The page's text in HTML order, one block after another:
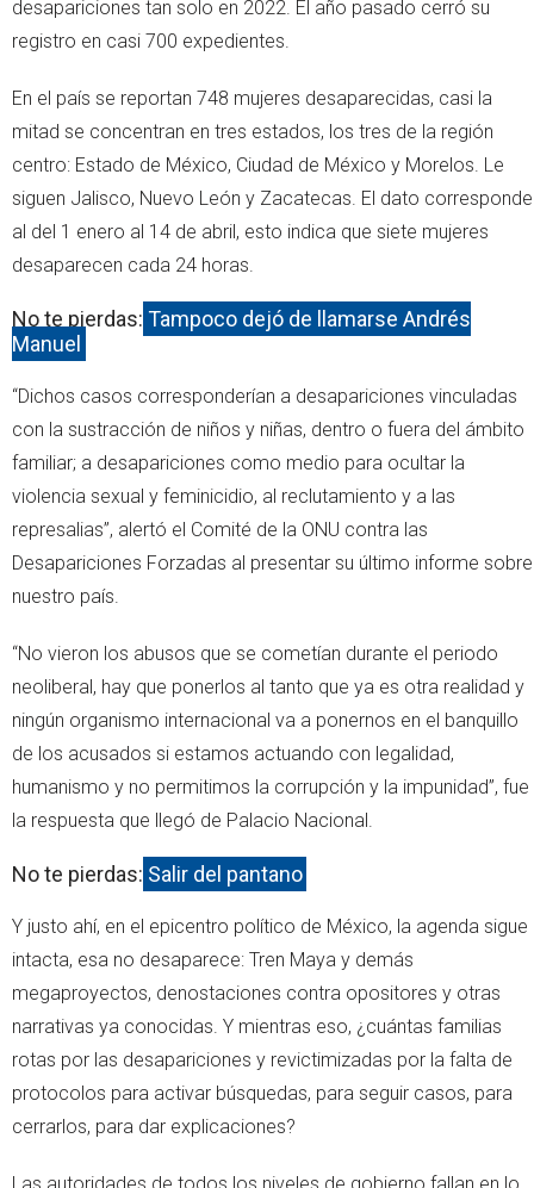
desapariciones tan solo en 2022. El año pasado cerró su
registro en casi 700 expedientes.
En el país se reportan 748 mujeres desaparecidas, casi la
mitad se concentran en tres estados, los tres de la región
centro: Estado de México, Ciudad de México y Morelos. Le
siguen Jalisco, Nuevo León y Zacatecas. El dato corresponde
al del 1 enero al 14 de abril, esto indica que siete mujeres
desaparecen cada 24 horas.
No te pierdas: Tampoco dejó de llamarse Andrés
Manuel
“Dichos casos corresponderían a desapariciones vinculadas
con la sustracción de niños y niñas, dentro o fuera del ámbito
familiar; a desapariciones como medio para ocultar la
violencia sexual y feminicidio, al reclutamiento y a las
represalias”, alertó el Comité de la ONU contra las
Desapariciones Forzadas al presentar su último informe sobre
nuestro país.
“No vieron los abusos que se cometían durante el periodo
neoliberal, hay que ponerlos al tanto que ya es otra realidad y
ningún organismo internacional va a ponernos en el banquillo
de los acusados si estamos actuando con legalidad,
humanismo y no permitimos la corrupción y la impunidad”, fue
la respuesta que llegó de Palacio Nacional.
No te pierdas: Salir del pantano
Y justo ahí, en el epicentro político de México, la agenda sigue
intacta, esa no desaparece: Tren Maya y demás
megaproyectos, denostaciones contra opositores y otras
narrativas ya conocidas. Y mientras eso, ¿cuántas familias
rotas por las desapariciones y revictimizadas por la falta de
protocolos para activar búsquedas, para seguir casos, para
cerrarlos, para dar explicaciones?